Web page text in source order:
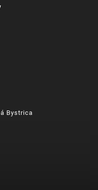
Bystrica